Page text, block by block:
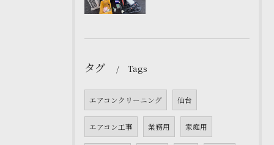
タグ Tags
エアコンクリーニング 仙台
エアコン工事 業務用 家庭用